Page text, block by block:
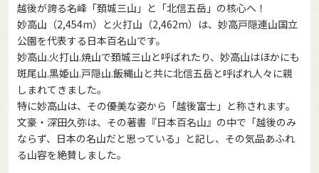
越後が誇る名峰「頚城三山」と「北信五岳」の核心へ！
妙高山（2,454m）と火打山（2,462m）は、妙高戸隠連山国立
公園を代表する日本百名山です。
妙高山.火打山.焼山で頚城三山と呼ばれたり、妙高山はほかにも
斑尾山.黒姫山.戸隠山.飯縄山と共に北信五岳と呼ばれ人々に親
しまれてきました。
特に妙高山は、その優美な姿から「越後富士」と称されます。
文豪・深田久弥は、その著書『日本百名山』の中で「越後のみ
ならず、日本の名山だと思っている」と記し、その気品あふれ
る山容を絶賛しました。